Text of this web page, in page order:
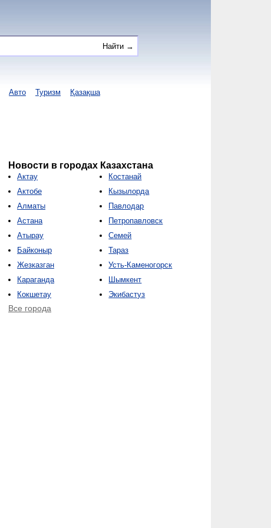
Авто Туризм Қазақша
Новости в городах Казахстана
Актау
Актобе
Алматы
Астана
Атырау
Байконыр
Жезказган
Караганда
Кокшетау
Костанай
Кызылорда
Павлодар
Петропавловск
Семей
Тараз
Усть-Каменогорск
Шымкент
Экибастуз
Все города